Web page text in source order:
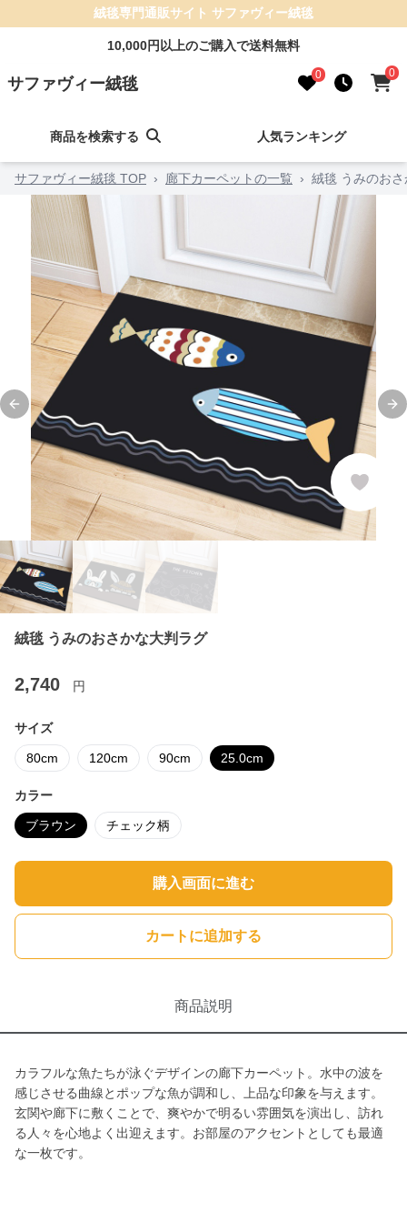
絨毯専門通販サイト サファヴィー絨毯
10,000円以上のご購入で送料無料
サファヴィー絨毯 0 0
商品を検索する 人気ランキング
サファヴィー絨毯 TOP › 廊下カーペットの一覧 › 絨毯 うみのお
Previous slide
絨毯 うみのおさかな大判ラグ
2,740 円
サイズ
80cm 120cm 90cm 25.0cm
カラー
ブラウン チェック柄
購入画面に進む
カートに追加する
商品説明
カラフルな魚たちが泳ぐデザインの廊下カーペット。水中の波を
感じさせる曲線とポップな魚が調和し、上品な印象を与えます。
玄関や廊下に敷くことで、爽やかで明るい雰囲気を演出し、訪れ
る人々を心地よく出迎えます。お部屋のアクセントとしても最適
な一枚です。